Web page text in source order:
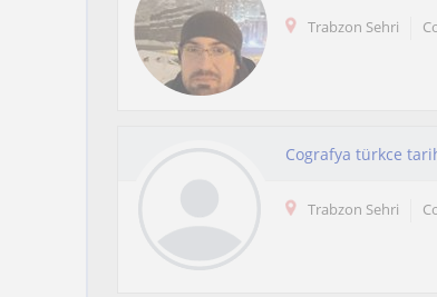
Trabzon Sehri
Trabzon Sehri